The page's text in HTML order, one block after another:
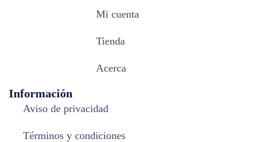
Mi cuenta
Tienda
Acerca
Información
Aviso de privacidad
Términos y condiciones